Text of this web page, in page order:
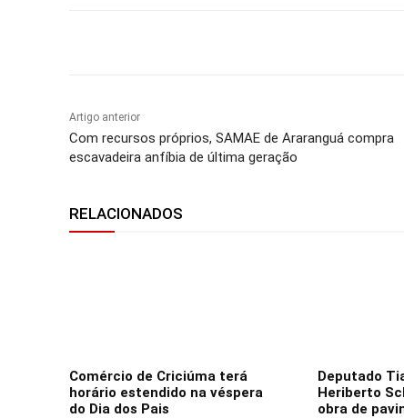
Artigo anterior
Com recursos próprios, SAMAE de Araranguá compra
escavadeira anfíbia de última geração
RELACIONADOS
Comércio de Criciúma terá
horário estendido na véspera
do Dia dos Pais
Deputado
Heriberto
obra de